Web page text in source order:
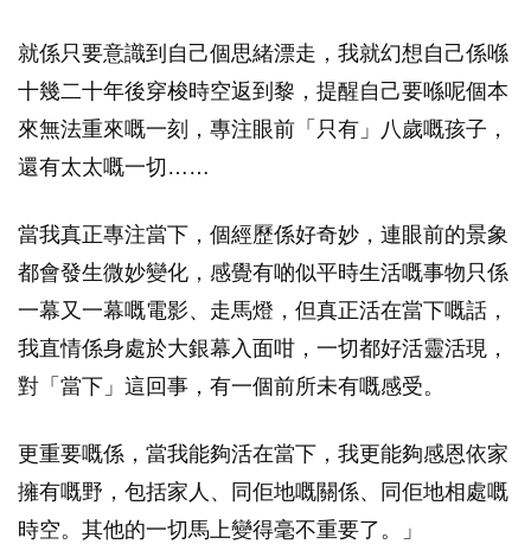
就係只要意識到自己個思緒漂走，我就幻想自己係喺
十幾二十年後穿梭時空返到黎，提醒自己要喺呢個本
來無法重來嘅一刻，專注眼前「只有」八歲嘅孩子，
還有太太嘅一切……
當我真正專注當下，個經歷係好奇妙，連眼前的景象
都會發生微妙變化，感覺有啲似平時生活嘅事物只係
一幕又一幕嘅電影、走馬燈，但真正活在當下嘅話，
我直情係身處於大銀幕入面咁，一切都好活靈活現，
對「當下」這回事，有一個前所未有嘅感受。
更重要嘅係，當我能夠活在當下，我更能夠感恩依家
擁有嘅野，包括家人、同佢地嘅關係、同佢地相處嘅
時空。其他的一切馬上變得毫不重要了。」